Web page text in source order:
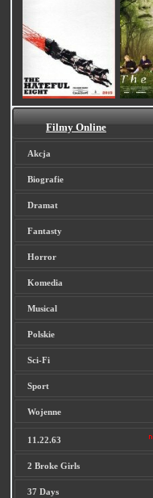
Filmy Online
Akcja
Biografie
Dramat
Fantasty
Horror
Komedia
Musical
Polskie
Sci-Fi
Sport
Wojenne
11.22.63
2 Broke Girls
37 Days